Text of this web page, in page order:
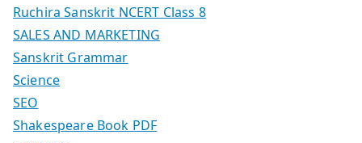
Ruchira Sanskrit NCERT Class 8
SALES AND MARKETING
Sanskrit Grammar
Science
SEO
Shakespeare Book PDF